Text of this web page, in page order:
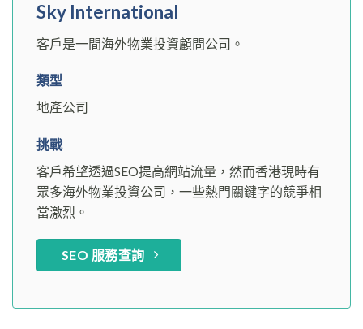
Sky International
客戶是一間海外物業投資顧問公司。
類型
地產公司
挑戰
客戶希望透過SEO提高網站流量，然而香港現時有
眾多海外物業投資公司，一些熱門關鍵字的競爭相
當激烈。
SEO 服務查詢